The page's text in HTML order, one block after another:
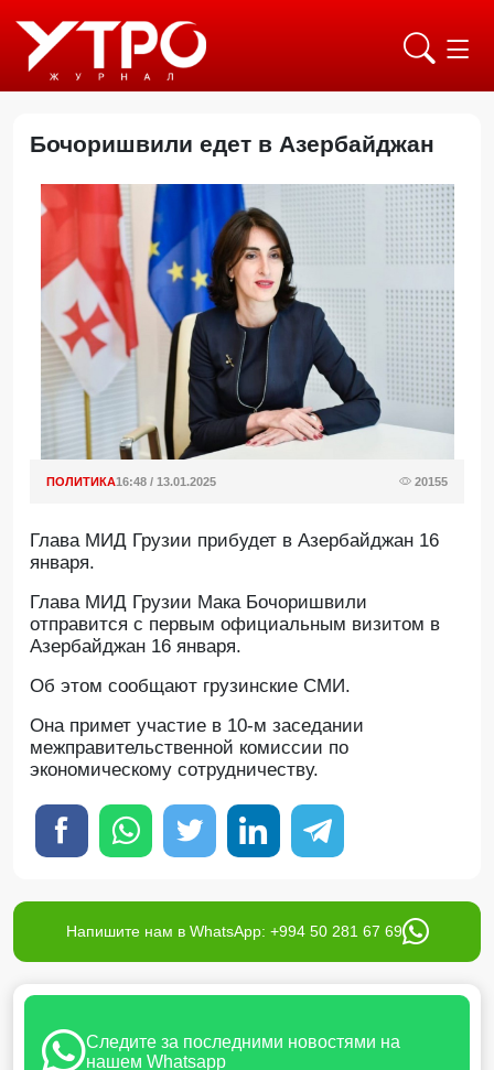
Бочоришвили едет в Азербайджан
ПОЛИТИКА16:48 / 13.01.2025 20155
Глава МИД Грузии прибудет в Азербайджан 16
января.
Глава МИД Грузии Мака Бочоришвили
отправится с первым официальным визитом в
Азербайджан 16 января.
Об этом сообщают грузинские СМИ.
Она примет участие в 10-м заседании
межправительственной комиссии по
экономическому сотрудничеству.
Напишите нам в WhatsApp: +994 50 281 67 69
Следите за последними новостями на
нашем Whatsapp